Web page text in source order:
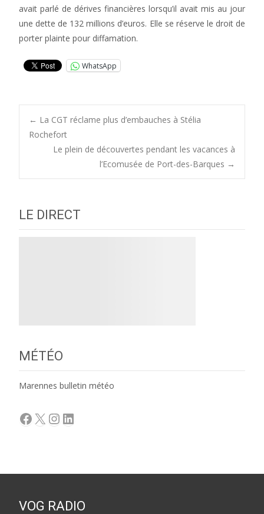
avait parlé de dérives financières lorsqu’il avait mis au jour
une dette de 132 millions d’euros. Elle se réserve le droit de
porter plainte pour diffamation.
WhatsApp
Post
navigation
← La CGT réclame plus d’embauches à Stélia
Rochefort
Le plein de découvertes pendant les vacances à
l’Ecomusée de Port-des-Barques →
LE DIRECT
MÉTÉO
Marennes bulletin météo
Facebook
X Instagram
LinkedIn
VOG RADIO